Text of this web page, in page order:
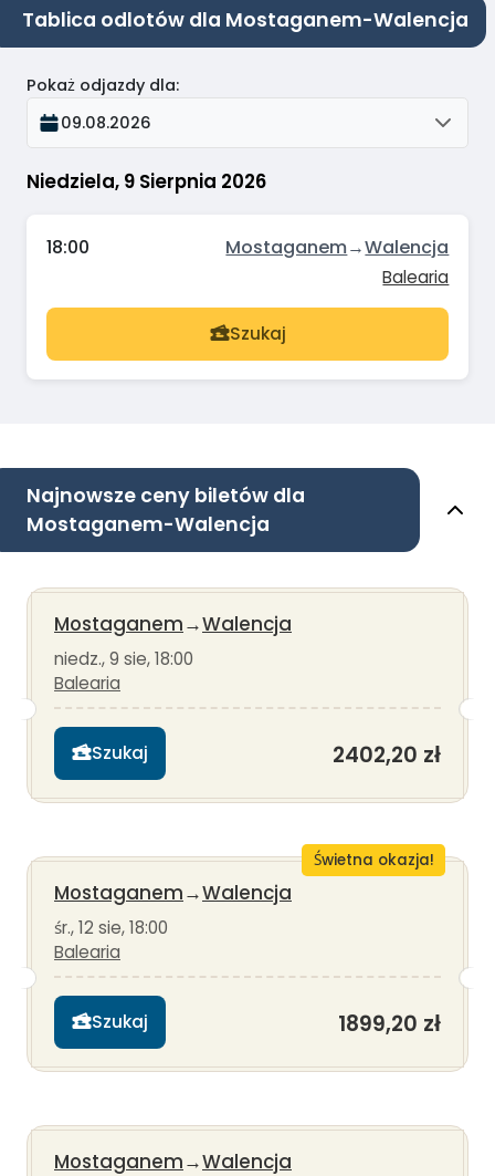
Tablica odlotów dla Mostaganem-Walencja
Niedziela, 9 Sierpnia 2026
Pokaż odjazdy dla:
09.08.2026
18:00 Mostaganem→Walencja
Balearia
Szukaj
Najnowsze ceny biletów dla
Mostaganem-Walencja
Mostaganem→Walencja
niedz., 9 sie, 18:00
Balearia
Szukaj 2402,20 zł
Świetna okazja!
Mostaganem→Walencja
śr., 12 sie, 18:00
Balearia
Szukaj 1899,20 zł
Mostaganem→Walencja